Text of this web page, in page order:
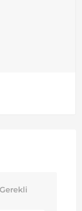
Gerekli